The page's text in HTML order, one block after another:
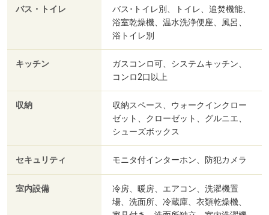
バス・トイレ
バス･トイレ別、トイレ、追焚機能、
浴室乾燥機、温水洗浄便座、風呂、
浴トイレ別
キッチン
ガスコンロ可、システムキッチン、
コンロ2口以上
収納
収納スペース、ウォークインクロー
ゼット、クローゼット、グルニエ、
シューズボックス
セキュリティ モニタ付インターホン、防犯カメラ
室内設備
冷房、暖房、エアコン、洗濯機置
場、洗面所、冷蔵庫、衣類乾燥機、